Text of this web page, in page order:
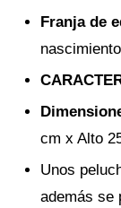
Franja de
cm x Alto
Unos
además se